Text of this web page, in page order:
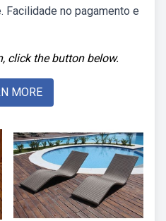
Facilidade no pagamento e
click the button below.
MORE